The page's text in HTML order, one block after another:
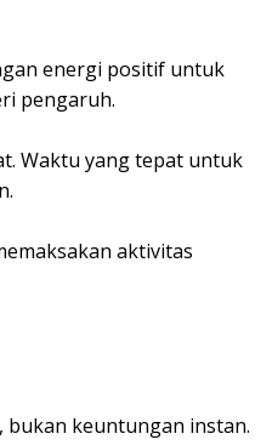
energi positif untuk
pengaruh.
Waktu yang tepat untuk
aktivitas
bukan keuntungan instan.